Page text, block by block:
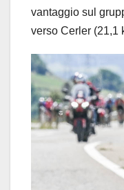
vantaggio sul
verso Cerler (21,1